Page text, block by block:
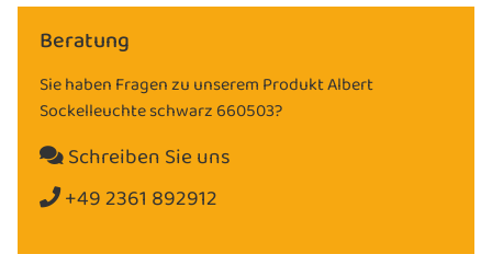
Beratung
Sie haben Fragen zu unserem Produkt Albert
Sockelleuchte schwarz 660503?
Schreiben Sie uns
+49 2361 892912